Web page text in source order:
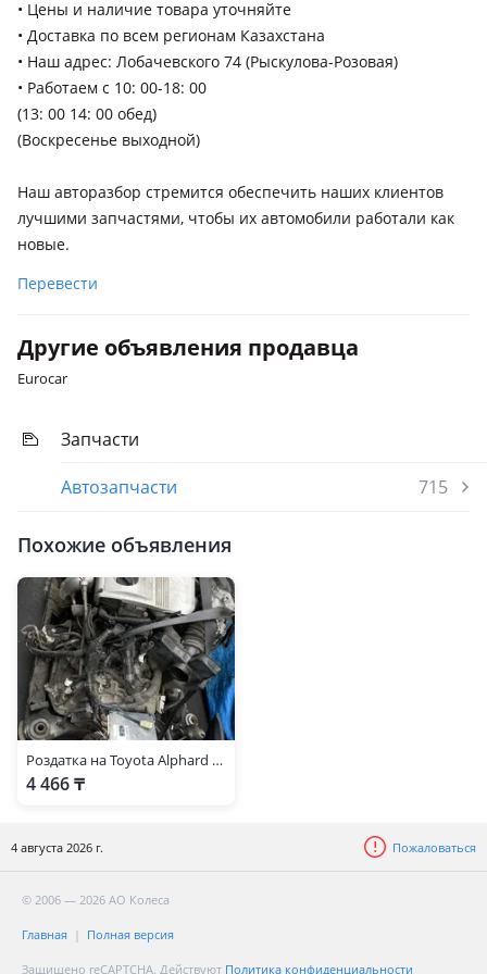
• Цены и наличие товара уточняйте
• Доставка по всем регионам Казахстана
• Наш адрес: Лобачевского 74 (Рыскулова-Розовая)
• Работаем с 10: 00-18: 00
(13: 00 14: 00 обед)
(Воскресенье выходной)
Наш авторазбор стремится обеспечить наших клиентов
лучшими запчастями, чтобы их автомобили работали как
новые.
Перевести
Другие объявления продавца
Eurocar
Запчасти
Автозапчасти
715
Похожие объявления
Роздатка на Toyota Alphard 4x4
4 466 ₸
4 августа 2026 г. Пожаловаться
© 2006 — 2026 АО Колеса
Главная Полная версия
Защищено reCAPTCHA. Действуют Политика конфиденциальности